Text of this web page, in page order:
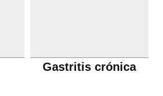
Gastritis crónica